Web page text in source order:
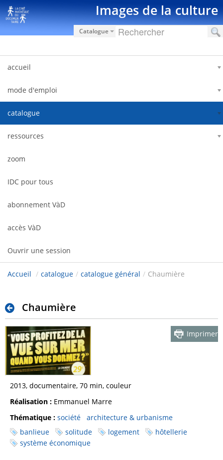
Saut au contenu Images de la culture
Catalogue
accueil
mode d'emploi
catalogue
ressources
zoom
IDC pour tous
abonnement VàD
accès VàD
Ouvrir une session
Accueil / catalogue / catalogue général / Chaumière
Chaumière
Imprimer
2013, documentaire, 70 min, couleur
Réalisation : Emmanuel Marre
Thématique : société
architecture & urbanisme
banlieue
solitude logement
hôtellerie
système économique